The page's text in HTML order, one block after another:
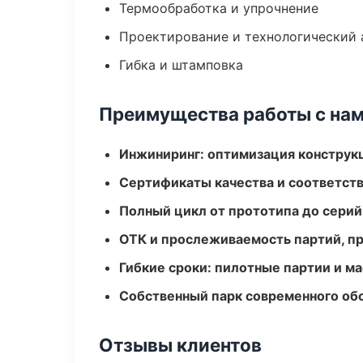
Термообработка и упрочнение
Проектирование и технологический
Гибка и штамповка
Преимущества работы с
Инжиниринг: оптимизация
Сертификаты качества и
Полный цикл от прототипа до
ОТК и прослеживаемость партий,
Гибкие сроки: пилотные партии и
Собственный парк современного
Отзывы клиентов